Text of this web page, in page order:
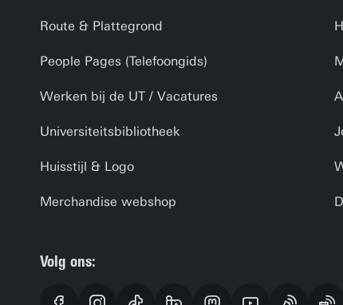
Route & Plattegrond
People Pages (Telefoongids)
Werken bij de UT / Vacatures
Universiteitsbibliotheek
Huisstijl & Logo
Merchandise webshop
Volg ons: